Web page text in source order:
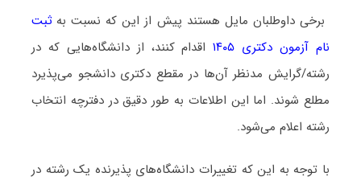
برخی داوطلبان مایل هستند پیش از این که نسبت به ثبت
نام آزمون دکتری ۱۴۰۵
اقدام کنند، از دانشگاه‌هایی که در
رشته/گرایش مدنظر آن‌ها در مقطع دکتری دانشجو می‌پذیرد
مطلع شوند. اما این اطلاعات به طور دقیق در دفترچه انتخاب
رشته اعلام می‌شود.
با توجه به این که تغییرات دانشگاه‌های پذیرنده یک رشته در